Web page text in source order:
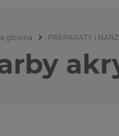
główna PREPARATY i